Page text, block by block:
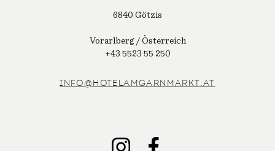
INSTAGRAM
6840 Götzis
Vorarlberg / Österreich
+43 5523 55 250
INFO@HOTELAMGARNMARKT.AT